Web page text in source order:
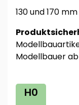
130 und 170
Modellbauer
H0